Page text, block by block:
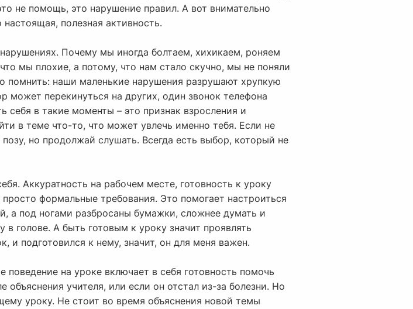
не помощь, это нарушение правил. А вот внимательно
полезная активность.
Почему мы иногда болтаем, хихикаем, роняем
мы плохие, а потому, что нам стало скучно, мы не поняли
наши маленькие нарушения разрушают хрупкую
может перекинуться на других, один звонок телефона
в такие моменты – это признак взросления и
в теме что-то, что может увлечь именно тебя. Если не
но продолжай слушать. Всегда есть выбор, который не
Аккуратность на рабочем месте, готовность к уроку
формальные требования. Это помогает настроиться
а под ногами разбросаны бумажки, сложнее думать и
голове. А быть готовым к уроку значит проявлять
и подготовился к нему, значит, он для меня важен.
на уроке включает в себя готовность помочь
учителя, или если он отстал из-за болезни. Но
уроку. Не стоит во время объяснения новой темы